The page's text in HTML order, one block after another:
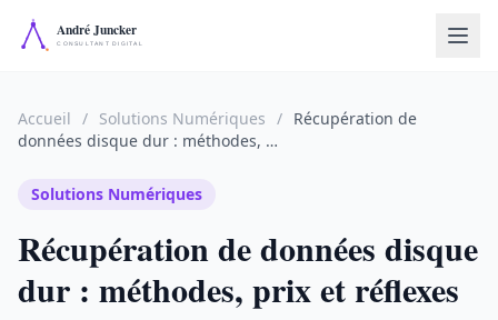
Accueil / Solutions Numériques / Récupération de
données disque dur : méthodes, …
Solutions Numériques
Récupération de données disque
dur : méthodes, prix et réflexes